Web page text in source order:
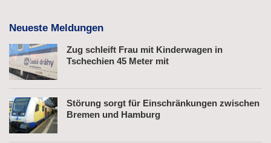
Neueste Meldungen
Zug schleift Frau mit Kinderwagen in
Tschechien 45 Meter mit
Störung sorgt für Einschränkungen zwischen
Bremen und Hamburg